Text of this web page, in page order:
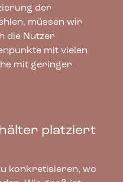
der
müssen wir
die Nutzer
mit vielen
mit geringer
platziert
konkretisieren, wo